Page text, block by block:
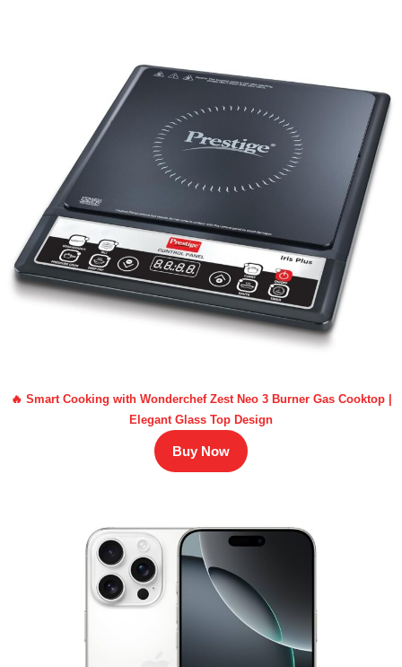
🔥 Smart Cooking with Wonderchef Zest Neo 3 Burner Gas Cooktop |
Elegant Glass Top Design
Buy Now